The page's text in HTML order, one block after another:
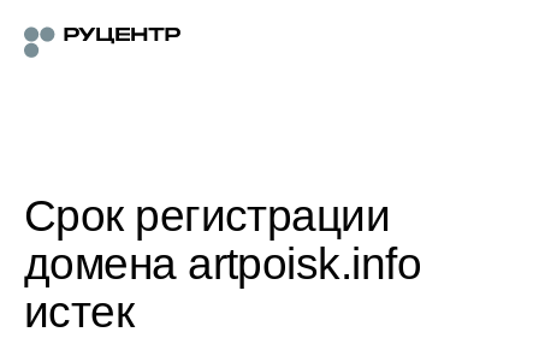
Срок регистрации
домена artpoisk.info
истек